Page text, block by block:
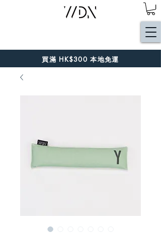
買滿 HK$300 本地免運